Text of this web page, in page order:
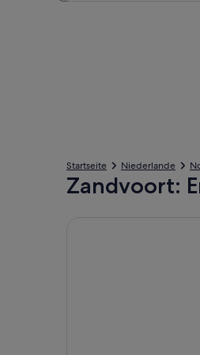
Startseite Niederlande
Zandvoort: